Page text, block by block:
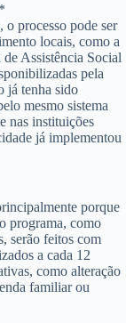
o processo pode ser
locais, como a
Assistência Social
pela
já tenha sido
mesmo sistema
nas instituições
já implementou
porque
programa, como
serão feitos com
a cada 12
como alteração
familiar ou